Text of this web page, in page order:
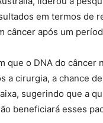
em termos de
câncer após um
que o DNA do câncer
a cirurgia, a chance
sugerindo que a
beneficiará esses